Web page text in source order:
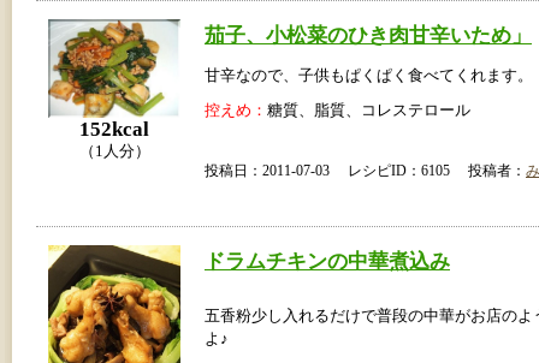
152kcal
（1人分）
茄子、小松菜のひき肉甘辛いため」
甘辛なので、子供もぱくぱく食べてくれます。
控えめ： 糖質、脂質、コレステロール
投稿日：2011-07-03 レシピID：6105 投稿者：
ドラムチキンの中華煮込み
五香粉少し入れるだけで普段の中華がお店のよ
よ♪